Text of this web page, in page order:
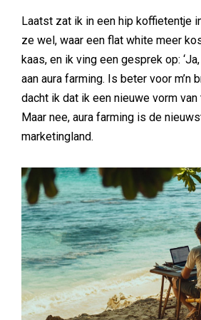
Laatst zat ik in een hip koffietentje
ze wel, waar een flat white meer
kaas, en ik ving een gesprek op:
aan aura farming. Is beter voor m’n
dacht ik dat ik een nieuwe vorm
Maar nee, aura farming is de
marketingland.